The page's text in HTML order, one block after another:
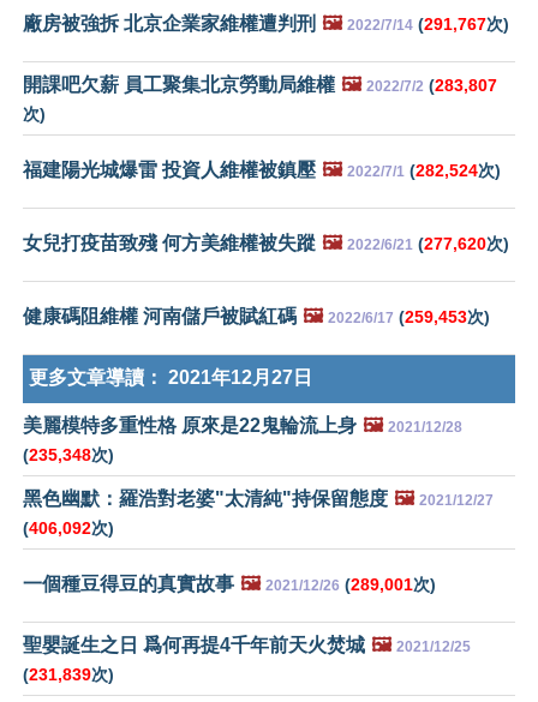
廠房被強拆 北京企業家維權遭判刑 🖼️ 2022/7/14 (291,767次)
開課吧欠薪 員工聚集北京勞動局維權 🖼️ 2022/7/2 (283,807
次)
福建陽光城爆雷 投資人維權被鎮壓 🖼️ 2022/7/1 (282,524次)
女兒打疫苗致殘 何方美維權被失蹤 🖼️ 2022/6/21 (277,620次)
健康碼阻維權 河南儲戶被賦紅碼 🖼️ 2022/6/17 (259,453次)
更多文章導讀： 2021年12月27日
美麗模特多重性格 原來是22鬼輪流上身 🖼️ 2021/12/28
(235,348次)
黑色幽默：羅浩對老婆"太清純"持保留態度 🖼️ 2021/12/27
(406,092次)
一個種豆得豆的真實故事 🖼️ 2021/12/26 (289,001次)
聖嬰誕生之日 爲何再提4千年前天火焚城 🖼️ 2021/12/25
(231,839次)